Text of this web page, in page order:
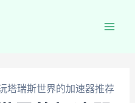
塔瑞斯世界的加速器推荐